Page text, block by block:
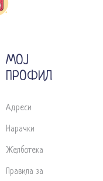
МОЈ
ПРОФИЛ
Адреси
Нарачки
Желботека
Правила за